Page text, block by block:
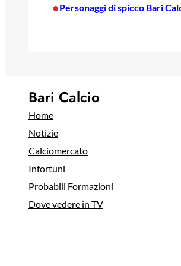
•Personaggi di spicco Bari
Bari Calcio
Home
Notizie
Calciomercato
Infortuni
Probabili Formazioni
Dove vedere in TV